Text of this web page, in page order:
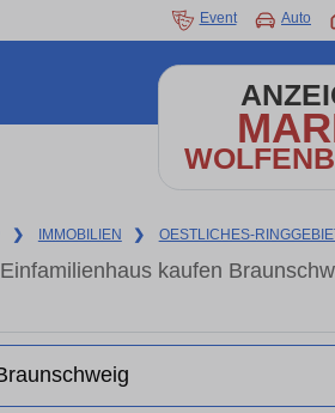
Event Auto
❯ IMMOBILIEN ❯ OESTLICHES-
Einfamilienhaus kaufen